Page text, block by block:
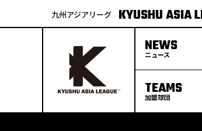
九州アジアリーグ KYUSHU ASIA
NEWS
ニュース
TEAMS
加盟球団